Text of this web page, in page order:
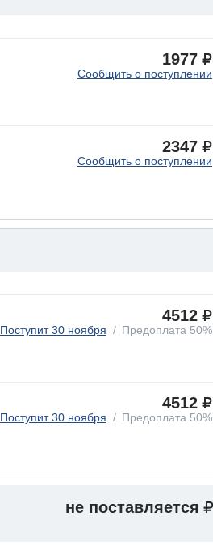
1977
Сообщить о поступлении
2347
Сообщить о поступлении
4512
Поступит 30 ноября Предоплата 50%
4512
Поступит 30 ноября Предоплата 50%
не поставляется